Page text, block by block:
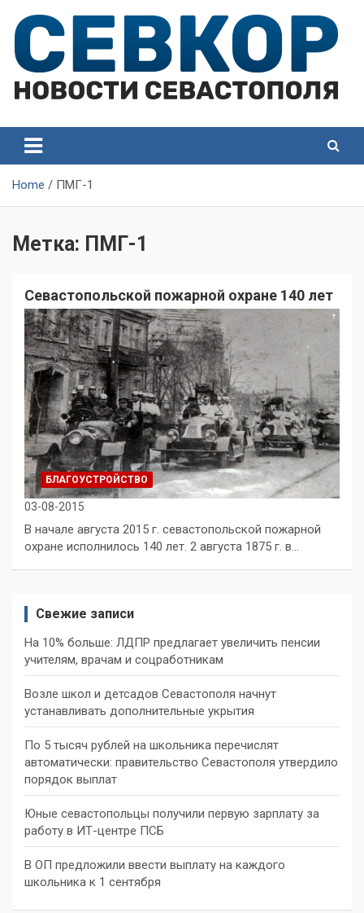
content
Севастополя
Севастополя
Home ПМГ-1
Метка: ПМГ-1
Севастопольской пожарной охране 140 лет
БЛАГОУСТРОЙСТВО
03-08-2015
В начале августа 2015 г. севастопольской пожарной
охране исполнилось 140 лет. 2 августа 1875 г. в…
Свежие записи
На 10% больше: ЛДПР предлагает увеличить пенсии
учителям, врачам и соцработникам
Возле школ и детсадов Севастополя начнут
устанавливать дополнительные укрытия
По 5 тысяч рублей на школьника перечислят
автоматически: правительство Севастополя утвердило
порядок выплат
Юные севастопольцы получили первую зарплату за
работу в ИТ-центре ПСБ
В ОП предложили ввести выплату на каждого
школьника к 1 сентября